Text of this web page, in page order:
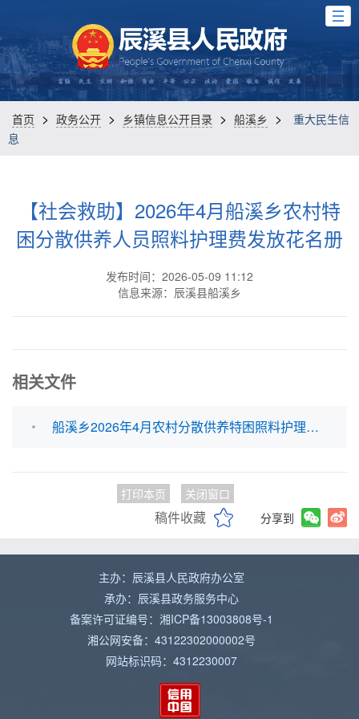
首页 > 政务公开 > 乡镇信息公开目录 > 船溪乡 >
重大民生信
息
【社会救助】2026年4月船溪乡农村特
困分散供养人员照料护理费发放花名册
发布时间：2026-05-09 11:12
信息来源：辰溪县船溪乡
相关文件
船溪乡2026年4月农村分散供养特困照料护理费发放花名册.xlsx
打印本页 关闭窗口
稿件收藏 分享到
主办：辰溪县人民政府办公室
承办：辰溪县政务服务中心
备案许可证编号：湘ICP备13003808号-1
湘公网安备：43122302000002号
网站标识码：4312230007